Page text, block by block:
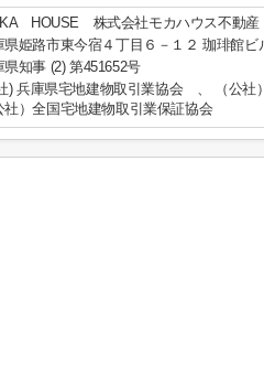
HOUSE 株式会社モカハウス不動産
県姫路市東今宿４丁目６－１２ 珈琲館ビ
県知事 (2) 第451652号
) 兵庫県宅地建物取引業協会 、 （公社
社）全国宅地建物取引業保証協会